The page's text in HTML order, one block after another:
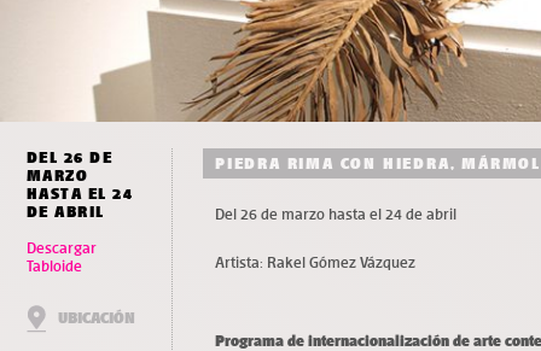
DEL 26 DE
MARZO
HASTA EL 24
DE ABRIL
Descargar
Tabloide
UBICACIÓN
PIEDRA RIMA CON HIEDRA,
Del 26 de marzo hasta el 24 de abril
Artista: Rakel Gómez Vázquez
Programa de internacionalización de arte